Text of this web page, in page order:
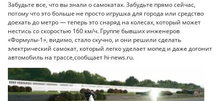
Забудьте все, что вы знали о самокатах. Забудьте прямо сейчас,
потому что это больше не просто игрушка для города или средство
доехать до метро — теперь это снаряд на колесах, который может
нестись со скоростью 160 км/ч. Группе бывших инженеров
«Формулы-1», видимо, стало скучно, и они решили сделать
электрический самокат, который легко уделает мопед и даже догонит
автомобиль на трассе,сообщает hi-news.ru.